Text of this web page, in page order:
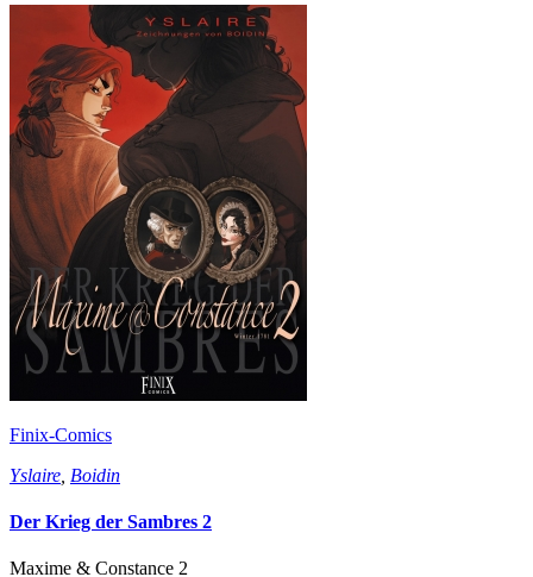
Finix-Comics
Yslaire Boidin
Der Krieg der Sambres 2
Maxime & Constance 2